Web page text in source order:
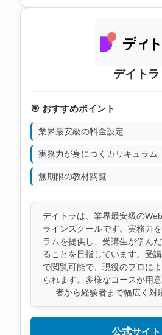
デイトラ
🎯 おすすめポイント
業界最安級の料金設定
実務力が身につくカリキュラム
無期限の教材閲覧
デイトラは、業界最安級の
ラインスクールです。実務力
ラムを提供し、受講生が学ん
ることを目指しています。受
で閲覧可能で、現役のプロに
られます。多様なコースが用
者から経験者まで幅広く対
公式サイト